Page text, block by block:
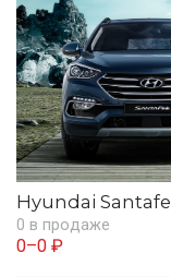
Hyundai Santafe
0 в продаже
0–0 ₽